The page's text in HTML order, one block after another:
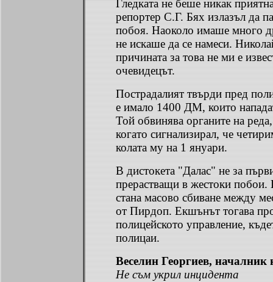
Гледката не беше никак
репортер С.Г. Бях излазъл да
побоя. Наоколо имаше много
не искаше да се намеси.
причината за това не ми е
очевидецът.
Пострадалият твърди пред
е имало 1400 ДМ, които
Той обвинява органите на
когато сигнализирал, че
колата му на 1 януари.
В дистокета "Далас" не за
прерастващи в жестоки побои.
стана масово сбиване между
от Пирдоп. Екшънът тогава
полицейското управление,
полицаи.
Веселин Георгиев,
Не съм укрил инцидента